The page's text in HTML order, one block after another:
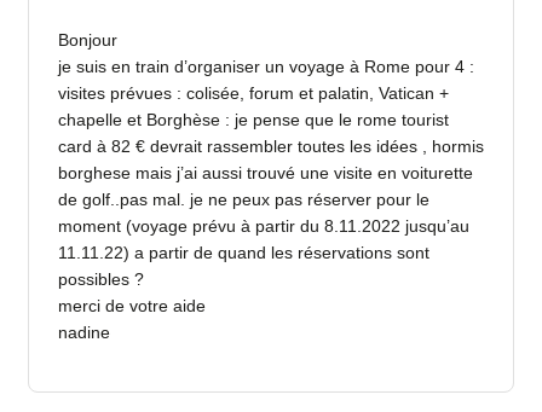
Bonjour
je suis en train d’organiser un voyage à Rome pour 4 :
visites prévues : colisée, forum et palatin, Vatican +
chapelle et Borghèse : je pense que le rome tourist
card à 82 € devrait rassembler toutes les idées , hormis
borghese mais j’ai aussi trouvé une visite en voiturette
de golf..pas mal. je ne peux pas réserver pour le
moment (voyage prévu à partir du 8.11.2022 jusqu’au
11.11.22) a partir de quand les réservations sont
possibles ?
merci de votre aide
nadine